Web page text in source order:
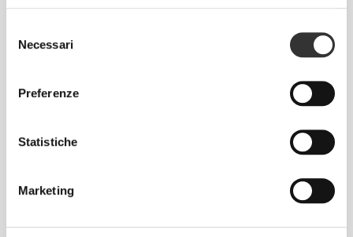
delNecessari
Preferenze
Statistiche
Marketing
Senti il tuo corpo ad ogni mossa che fai.
silhouette del tuo corpo.